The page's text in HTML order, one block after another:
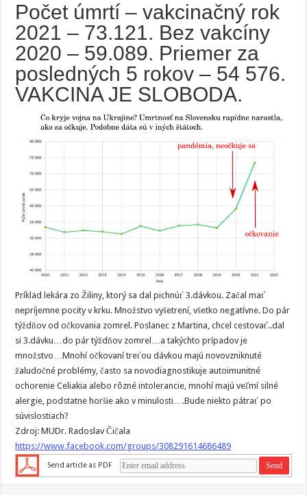
Počet úmrtí – vakcinačný rok
2021 – 73.121. Bez vakcíny
2020 – 59.089. Priemer za
posledných 5 rokov – 54 576.
VAKCINA JE SLOBODA.
Príklad lekára zo Žiliny, ktorý sa dal pichnúť 3.dávkou. Začal mať
nepríjemne pocity v krku. Množstvo vyšetrení, všetko negatívne. Do pár
týždňov od očkovania zomrel. Poslanec z Martina, chcel cestovať..dal
si 3.dávku…do pár týždňov zomrel…a takýchto prípadov je
množstvo…Mnohí očkovaní treťou dávkou majú novovzniknuté
žaludočné problémy, často sa novodiagnostikuje autoimunitné
ochorenie Celiakia alebo rôzné intolerancie, mnohí majú veľmí silné
alergie, podstatne horšie ako v minulosti….Bude niekto pátrať po
súvislostiach?
Zdroj: MUDr. Radoslav Čičala
https://www.facebook.com/groups/308291614686489
Send article as PDF